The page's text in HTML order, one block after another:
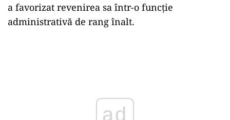
a favorizat revenirea sa într-o funcție
administrativă de rang înalt.